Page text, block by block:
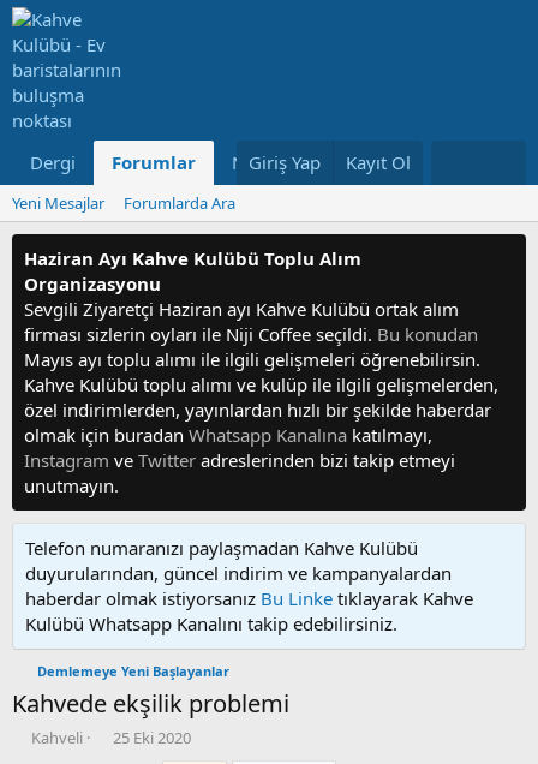
Dergi Forumlar Neler Yeni Kullanıcılar
Giriş Yap Kayıt Ol
Yeni Mesajlar Forumlarda Ara
Haziran Ayı Kahve Kulübü Toplu Alım
Organizasyonu
Sevgili Ziyaretçi Haziran ayı Kahve Kulübü ortak alım
firması sizlerin oyları ile Niji Coffee seçildi. Bu konudan
Mayıs ayı toplu alımı ile ilgili gelişmeleri öğrenebilirsin.
Kahve Kulübü toplu alımı ve kulüp ile ilgili gelişmelerden,
özel indirimlerden, yayınlardan hızlı bir şekilde haberdar
olmak için buradan Whatsapp Kanalına katılmayı,
Instagram ve Twitter adreslerinden bizi takip etmeyi
unutmayın.
Telefon numaranızı paylaşmadan Kahve Kulübü
duyurularından, güncel indirim ve kampanyalardan
haberdar olmak istiyorsanız Bu Linke tıklayarak Kahve
Kulübü Whatsapp Kanalını takip edebilirsiniz.
Demlemeye Yeni Başlayanlar
Kahvede ekşilik problemi
K
Kahveli
B
25 Eki 2020